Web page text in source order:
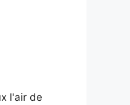
l'air de